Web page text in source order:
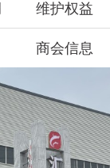
维护权益
商会信息